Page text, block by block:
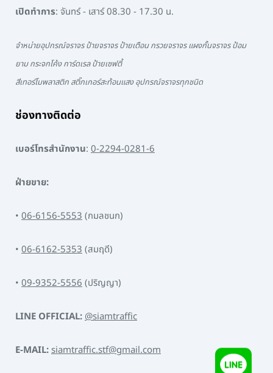
เปิดทำการ: จันทร์ - เสาร์ 08.30 - 17.30 น.
จำหน่ายอุปกรณ์จราจร ป้ายจราจร ป้ายเตือน กรวยจราจร แผงกั้นจราจร ป้อม
ยาม กระจกโค้ง การ์ดเรล ป้ายเซฟตี้
สีเทอร์โมพลาสติก สติ๊กเกอร์สะท้อนแสง อุปกรณ์จราจรทุกชนิด
ช่องทางติดต่อ
เบอร์โทรสำนักงาน: 0-2294-0281-6
ฝ่ายขาย:
• 06-6156-5553(กมลชนก)
• 06-6162-5353(สมฤดี)
• 09-9352-5556(ปริญญา)
LINE OFFICIAL:@siamtraffic
E-MAIL:siamtraffic.stf@gmail.com